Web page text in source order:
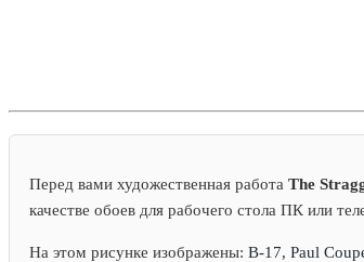
Перед вами художественная работа The
качестве обоев для рабочего стола ПК или
На этом рисунке изображены: B-17, Paul